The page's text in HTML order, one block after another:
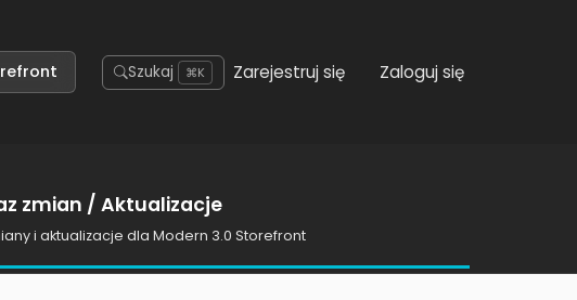
Szukaj ⌘K Zarejestruj się Zaloguj się
zmian / Aktualizacje
i aktualizacje dla Modern 3.0 Storefront